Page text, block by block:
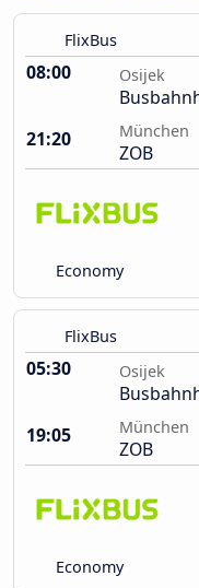
FlixBus
08:00 Osijek
21:20
München
ZOB
Economy
FlixBus
05:30 Osijek
19:05
München
ZOB
Economy